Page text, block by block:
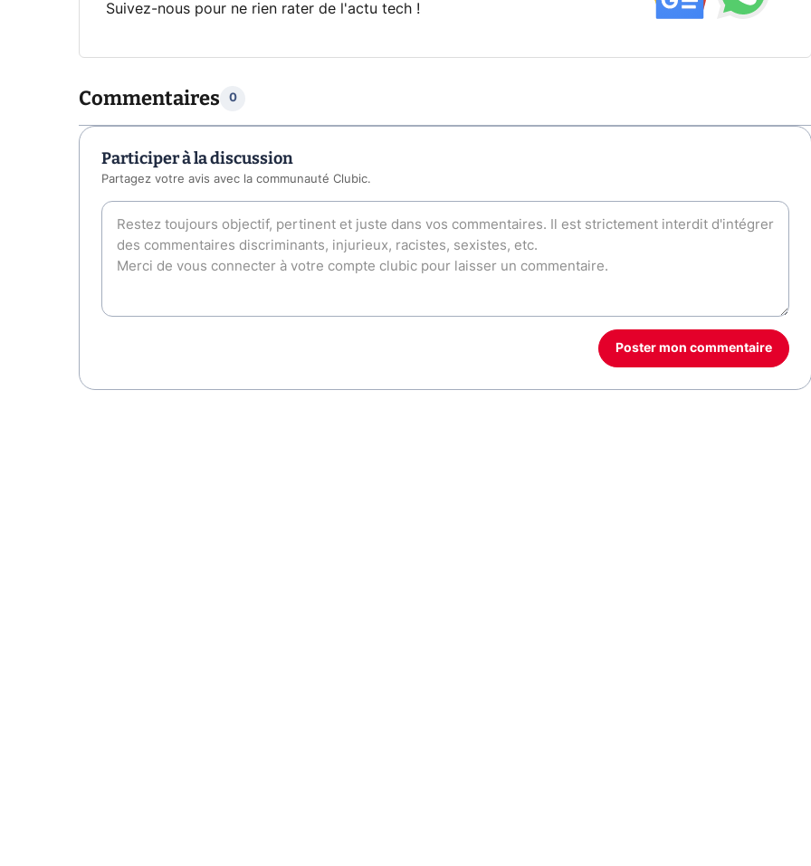
Suivez-nous pour ne rien rater de l'actu tech !
Commentaires 0
Participer à la discussion
Partagez votre avis avec la communauté Clubic.
Poster mon commentaire